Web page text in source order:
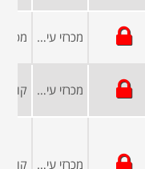
מכרזי עיריות ומועצות
מכרזי עיריות ומועצות
מכרזי עיריות ומועצות